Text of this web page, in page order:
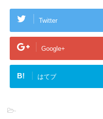
Twitter
Google+
B! はてブ
-